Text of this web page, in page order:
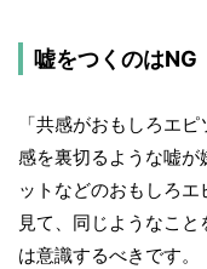
嘘をつくのはNG
「共感がおもしろエ
感を裏切るような嘘
ットなどのおもしろ
見て、同じようなこ
は意識するべきです。